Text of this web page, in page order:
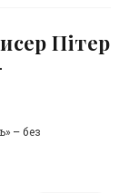
Пітер
– без